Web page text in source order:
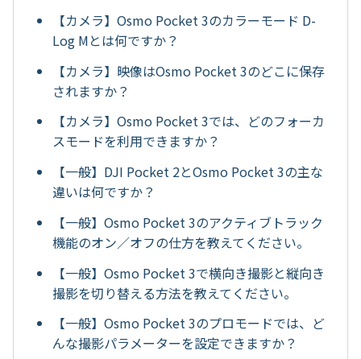
【カメラ】Osmo Pocket 3のカラーモード D-
Log Mとは何ですか？
【カメラ】映像はOsmo Pocket 3のどこに保存
されますか？
【カメラ】Osmo Pocket 3では、どのフォーカ
スモードを利用できますか？
【一般】DJI Pocket 2とOsmo Pocket 3の主な
違いは何ですか？
【一般】Osmo Pocket 3のアクティブトラック
機能のオン／オフの仕方を教えてください。
【一般】Osmo Pocket 3で横向き撮影と縦向き
撮影を切り替える方法を教えてください。
【一般】Osmo Pocket 3のプロモードでは、ど
んな撮影パラメーターを設定できますか？